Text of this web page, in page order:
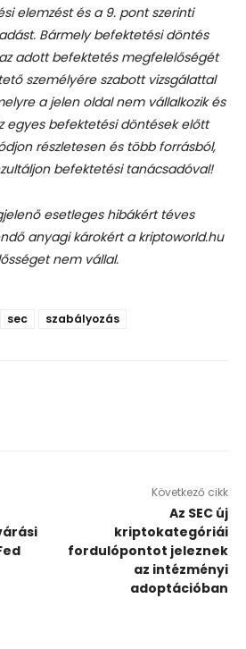
elemzést és a 9. pont szerinti
Bármely befektetési döntés
adott befektetés megfelelőségét
személyére szabott vizsgálattal
a jelen oldal nem vállalkozik és
egyes befektetési döntések előtt
részletesen és több forrásból,
befektetési tanácsadóval!
esetleges hibákért téves
anyagi károkért a kriptoworld.hu
nem vállal.
sec szabályozás
Következő cikk
Az SEC új
kriptokategóriái
fordulópontot jeleznek
az intézményi
adoptációban